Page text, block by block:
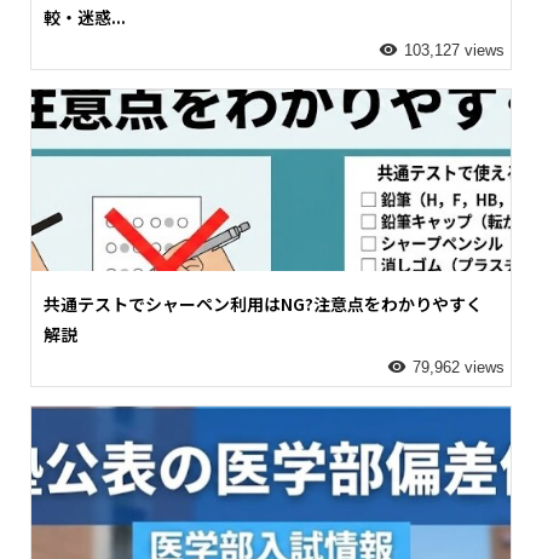
較・迷惑...
103,127 views
共通テストでシャーペン利用はNG?注意点をわかりやすく
解説
79,962 views